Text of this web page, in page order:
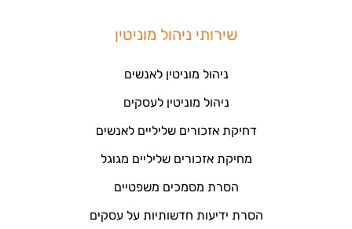
שירותי ניהול מוניטין
ניהול מוניטין לאנשים
ניהול מוניטין לעסקים
דחיקת אזכורים שליליים לאנשים
מחיקת אזכורים שליליים מגוגל
הסרת מסמכים משפטיים
הסרת ידיעות חדשותיות על עסקים